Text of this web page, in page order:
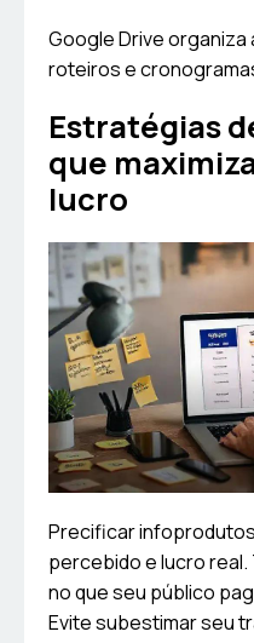
Google Drive
roteiros e
Estratégias
que
lucro
Precificar
percebido e lucro
no que seu público
Evite subestimar seu